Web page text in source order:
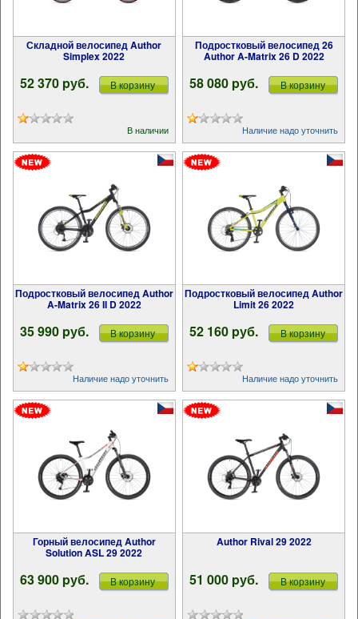
Складной велосипед Author
Simplex 2022
52 370 pуб. В корзину
В наличии
Подростковый велосипед 26
Author A-Matrix 26 D 2022
58 080 pуб. В корзину
Наличие надо уточнить
Подростковый велосипед Author
A-Matrix 26 II D 2022
35 990 pуб. В корзину
Наличие надо уточнить
Подростковый велосипед Author
Limit 26 2022
52 160 pуб. В корзину
Наличие надо уточнить
Горный велосипед Author
Solution ASL 29 2022
63 900 pуб. В корзину
Author Rival 29 2022
51 000 pуб. В корзину